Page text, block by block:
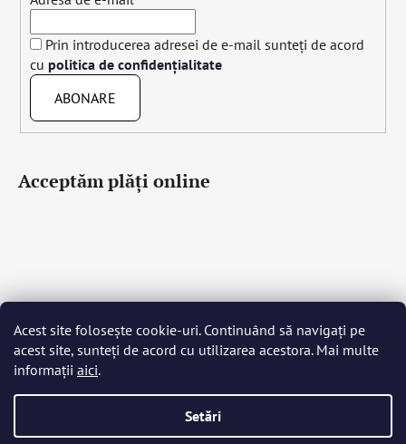
Acest site folosește cookie-uri. Continuând să navigați pe
acest site, sunteți de acord cu utilizarea acestora. Mai multe
informații aici.
Setări
Prin introducerea adresei de e-mail sunteți de acord
cu politica de confidențialitate
ABONARE
Acceptăm plăţi online
Čeština Slovenčina English Deutsch Magyar
Język polski
Română Italiano Español Français
Português
Nederlands Українська Ελληνικά Svenska Dansk